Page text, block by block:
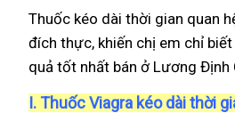
Thuốc kéo dài thời gian quan
đích thực, khiến chị em chỉ
quả tốt nhất bán ở Lương Định
I. Thuốc Viagra kéo dài thời